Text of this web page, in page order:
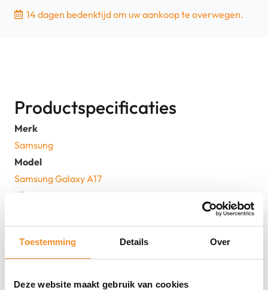
Toestemming Details Over
Deze website maakt gebruik van cookies
Zwart
14 dagen bedenktijd om uw aankoop te overwegen.
Productspecificaties
Merk
Samsung
Model
Samsung Galaxy A17
Kleur
Staat
Nieuw
MPN
SM-A266BZKBEUB, SM-A266BZKBEUE